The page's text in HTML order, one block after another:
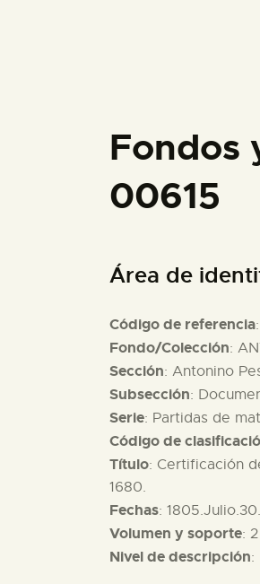
Fondos
00615
Área de
Código de referencia
Fondo/Colección:
Sección: Antonino
Subsección:
Serie: Partidas de
Código de
Título: Certificación
1680.
Fechas:
Volumen y soporte:
Nivel de descripción: